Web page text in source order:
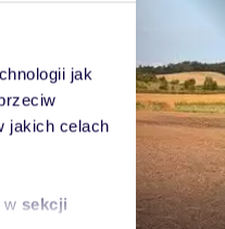
jak
jakich celach
w sekcji